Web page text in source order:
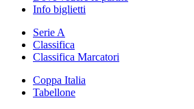
Info biglietti
Serie A
Classifica
Classifica Marcatori
Coppa Italia
Tabellone